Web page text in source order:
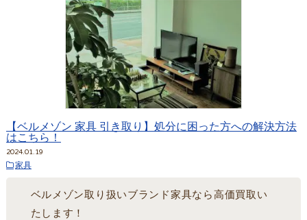
【ベルメゾン 家具 引き取り】処分に困った方への解決方法
はこちら！
2024.01.19
家具
ベルメゾン取り扱いブランド家具なら高価買取い
たします！